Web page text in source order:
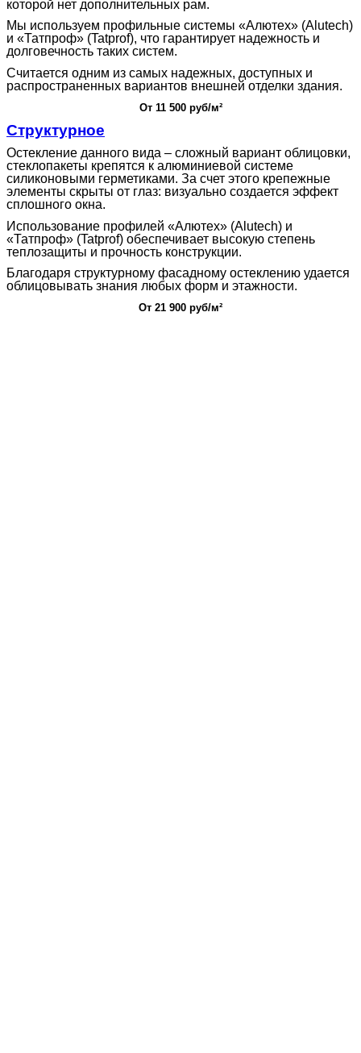
которой нет дополнительных рам.
Мы используем профильные системы «Алютех» (Alutech)
и «Татпроф» (Tatprof), что гарантирует надежность и
долговечность таких систем.
Считается одним из самых надежных, доступных и
распространенных вариантов внешней отделки здания.
От11 500 руб/м²
Структурное
Остекление данного вида – сложный вариант облицовки,
стеклопакеты крепятся к алюминиевой системе
силиконовыми герметиками. За счет этого крепежные
элементы скрыты от глаз: визуально создается эффект
сплошного окна.
Использование профилей «Алютех» (Alutech) и
«Татпроф» (Tatprof) обеспечивает высокую степень
теплозащиты и прочность конструкции.
Благодаря структурному фасадному остеклению удается
облицовывать знания любых форм и этажности.
От 21 900 руб/м²